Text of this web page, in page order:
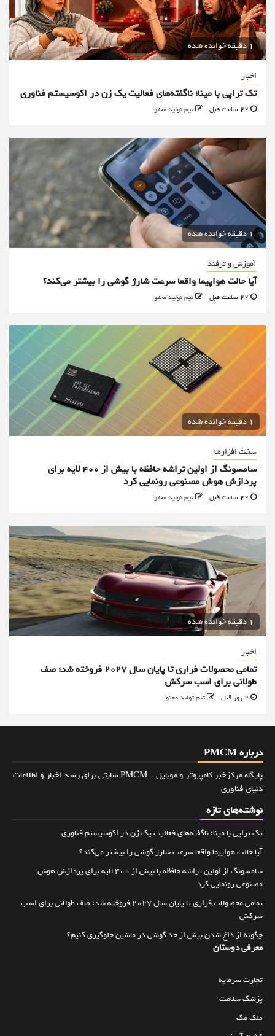
1 دقیقه خوانده شده
اخبار
تک تراپی با مینا؛ ناگفته‌های فعالیت یک زن در اکوسیستم فناوری
تیم تولید محتوا
1 دقیقه خوانده شده
آموزش و ترفند
آیا حالت هواپیما واقعا سرعت شارژ گوشی را بیشتر می‌کند؟
تیم تولید محتوا
1 دقیقه خوانده شده
سخت افزارها
سامسونگ از اولین تراشه حافظه با بیش از ۴۰۰ لایه برای
پردازش هوش مصنوعی رونمایی کرد
تیم تولید محتوا
1 دقیقه خوانده شده
اخبار
تمامی محصولات فراری تا پایان سال ۲۰۲۷ فروخته شد؛ صف
طولانی برای اسب سرکش
تیم تولید محتوا
درباره PMCM
پایگاه مرکزخبر کامپیوتر و موبایل - PMCM سایتی برای رسد اخبار و اطلاعات
دنیای فناوری
نوشته‌های تازه
تک تراپی با مینا؛ ناگفته‌های فعالیت یک زن در اکوسیستم فناوری
آیا حالت هواپیما واقعا سرعت شارژ گوشی را بیشتر می‌کند؟
سامسونگ از اولین تراشه حافظه با بیش از ۴۰۰ لایه برای پردازش هوش
مصنوعی رونمایی کرد
تمامی محصولات فراری تا پایان سال ۲۰۲۷ فروخته شد؛ صف طولانی برای اسب
سرکش
چگونه از داغ شدن بیش از حد گوشی در ماشین جلوگیری کنیم؟
معرفی دوستان
تجارت سرمایه
پزشک سلامت
ملک مگ